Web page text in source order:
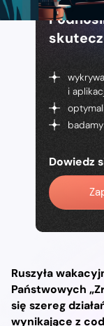
i
Dowiedz
Ruszyła
Państwowych
się szereg
wynikające z